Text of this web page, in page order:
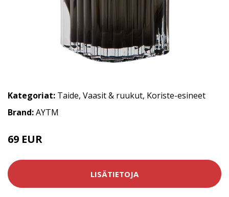
Kategoriat: Taide, Vaasit & ruukut, Koriste-esineet
Brand:AYTM
69 EUR
LISÄTIETOJA